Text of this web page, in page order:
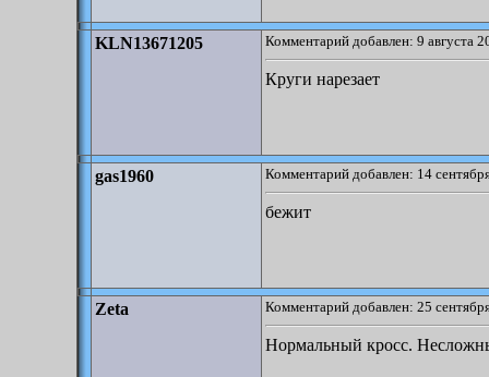
KLN13671205 Комментарий добавлен: 9 августа
Круги нарезает
gas1960 Комментарий добавлен: 14
бежит
Zeta Комментарий добавлен: 25
Нормальный кросс.